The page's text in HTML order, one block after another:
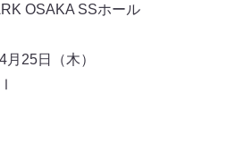
OSAKA SSホール
25日（木）